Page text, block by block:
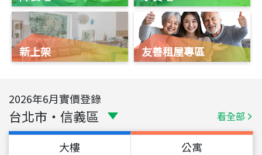
新上架 友善租屋專區
2026年6月實價登錄
台北市 ・ 信義區 看全部
大樓 公寓